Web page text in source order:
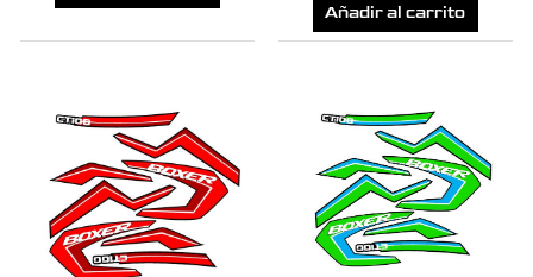
Añadir al carrito